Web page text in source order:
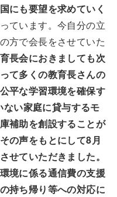
国にも要望を求めていく
ています。今自分の立
方で会長をさせていた
長会におきましても次
て多くの教育長さんの
平な学習環境を確保す
い家庭に貸与するモ
補助を創設することが
の声をもとにして8月
せていただきました。
境に係る通信費の支援
持ち帰り等への対応に